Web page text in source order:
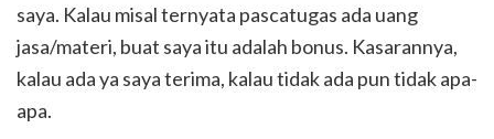
saya. Kalau misal ternyata pascatugas ada uang
jasa/materi, buat saya itu adalah bonus. Kasarannya,
kalau ada ya saya terima, kalau tidak ada pun tidak apa-
apa.